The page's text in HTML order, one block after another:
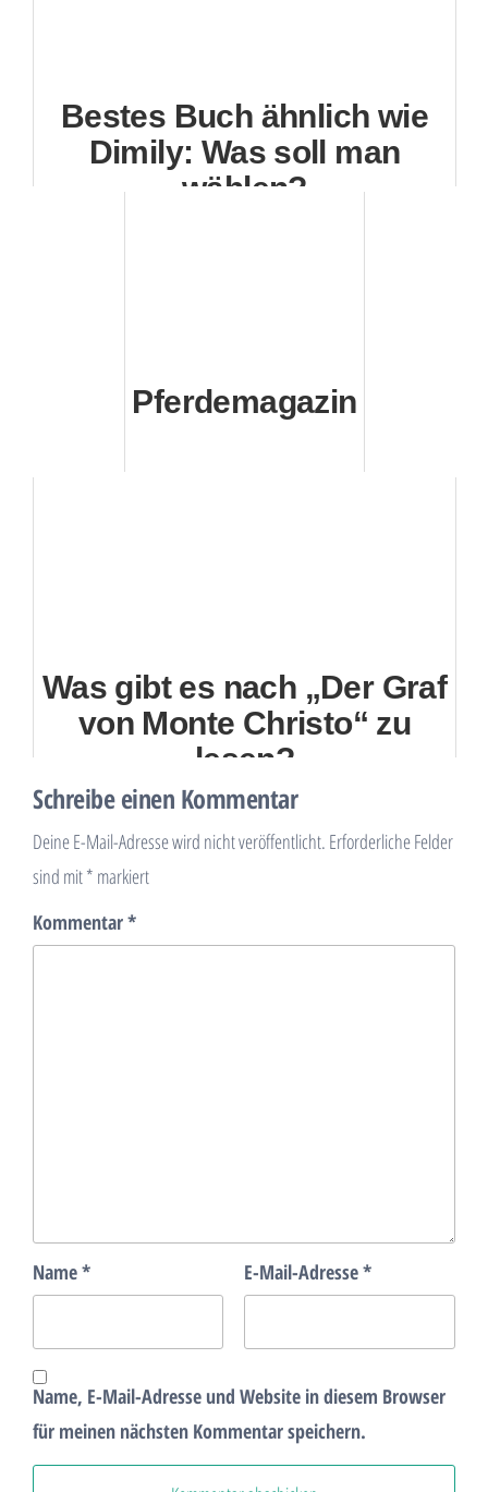
Bestes Buch ähnlich wie
Dimily: Was soll man
wählen?
Pferdemagazin
Was gibt es nach „Der Graf
von Monte Christo“ zu
lesen?
Schreibe einen Kommentar
Deine E-Mail-Adresse wird nicht veröffentlicht. Erforderliche Felder
sind mit* markiert
Kommentar*
Name* E-Mail-Adresse*
Name, E-Mail-Adresse und Website in diesem Browser
für meinen nächsten Kommentar speichern.